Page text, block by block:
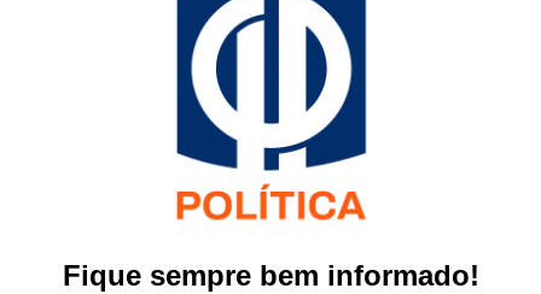
Fique sempre bem informado!